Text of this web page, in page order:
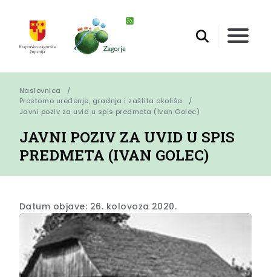
Naslovnica
Prostorno uređenje, gradnja i zaštita okoliša
Javni poziv za uvid u spis predmeta (Ivan Golec)
JAVNI POZIV ZA UVID U SPIS
PREDMETA (IVAN GOLEC)
Datum objave: 26. kolovoza 2020.